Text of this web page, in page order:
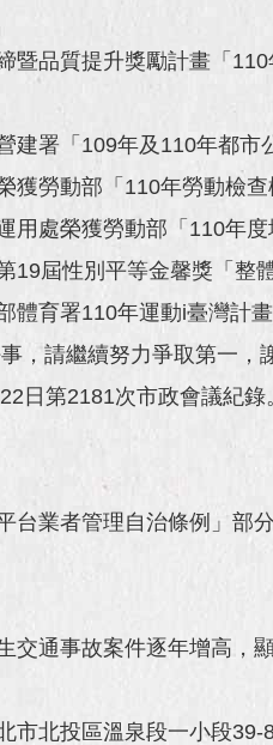
暨品質提升獎勵計畫「
建署「109年及110年都市
獲勞動部「110年勞動檢
用處榮獲勞動部「110年
19屆性別平等金馨獎「整
體育署110年運動i臺灣計
，請繼續努力爭取第一，
日第2181次市政會議紀錄
台業者管理自治條例」部
交通事故案件逐年增高
市北投區溫泉段一小段